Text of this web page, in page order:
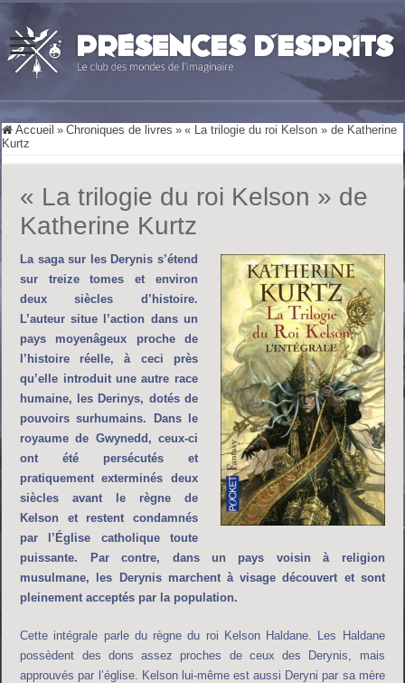
Accueil » Chroniques de livres » « La trilogie du roi Kelson » de Katherine
Kurtz
« La trilogie du roi Kelson » de
Katherine Kurtz
La saga sur les Derynis s’étend
sur treize tomes et environ
deux siècles d’histoire.
L’auteur situe l’action dans un
pays moyenâgeux proche de
l’histoire réelle, à ceci près
qu’elle introduit une autre race
humaine, les Derinys, dotés de
pouvoirs surhumains. Dans le
royaume de Gwynedd, ceux-ci
ont été persécutés et
pratiquement exterminés deux
siècles avant le règne de
Kelson et restent condamnés
par l’Église catholique toute
puissante. Par contre, dans un pays voisin à religion
musulmane, les Derynis marchent à visage découvert et sont
pleinement acceptés par la population.
Cette intégrale parle du règne du roi Kelson Haldane. Les Haldane
possèdent des dons assez proches de ceux des Derynis, mais
approuvés par l’église. Kelson lui-même est aussi Deryni par sa mère